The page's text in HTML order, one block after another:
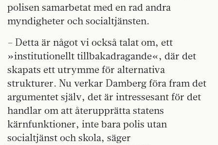
polisen samarbetat med en rad andra
myndigheter och socialtjänsten.
– Detta är något vi också talat om, ett
»institutionellt tillbakadragande«, där det
skapats ett utrymme för alternativa
strukturer. Nu verkar Damberg föra fram det
argumentet själv, det är intressesant för det
handlar om att återupprätta statens
kärnfunktioner, inte bara polis utan
socialtjänst och skola, säger